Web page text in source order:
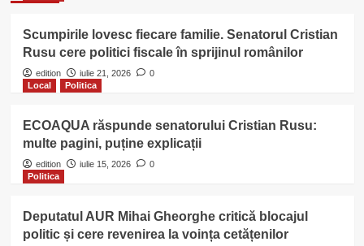
Scumpirile lovesc fiecare familie. Senatorul Cristian
Rusu cere politici fiscale în sprijinul românilor
edition iulie 21, 2026
0
Local
Politica
ECOAQUA răspunde senatorului Cristian Rusu:
multe pagini, puține explicații
edition iulie 15, 2026
0
Politica
Deputatul AUR Mihai Gheorghe critică blocajul
politic și cere revenirea la voința cetățenilor